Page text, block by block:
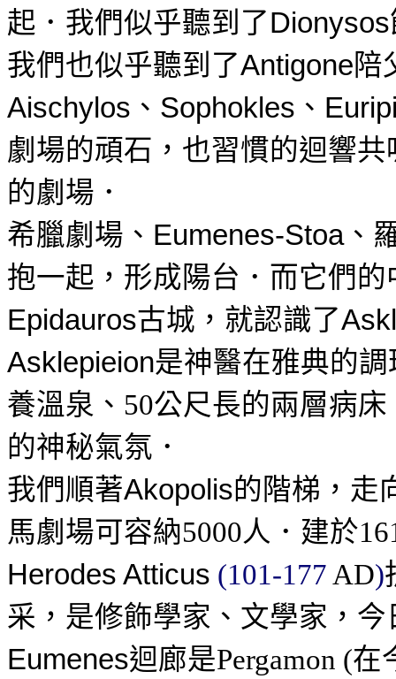
起．我們似乎聽到了Dionysos
我們也似乎聽到了Antigone陪
Aischylos 、 Sophokles 、
劇場的頑石，也習慣的迴響共
的劇場．
希臘劇場、 Eumenes-Stoa、
抱一起，形成陽台．而它們
Epidauros古城，就認識了
Asklepieion是神醫在雅典的
養溫泉、 50公尺長的兩層病
的神秘氣氛．
我們順著Akopolis的階梯，走
馬劇場可容納5000人 ．建於
Herodes Atticus (101-177 AD)
采，是修飾學家、文學家，
Eumenes迴廊是Pergamon (在